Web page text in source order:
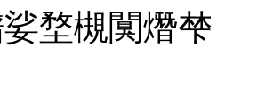
堥槻闃熸梺